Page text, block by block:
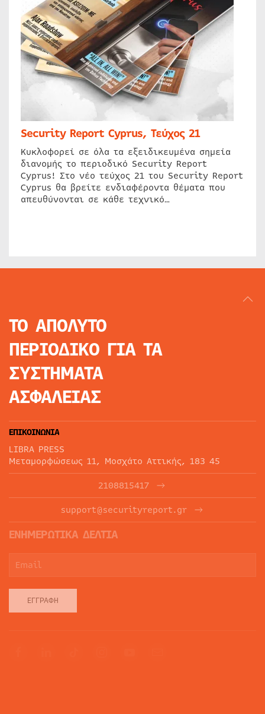
Security Report Cyprus, Τεύχος 21
Κυκλοφορεί σε όλα τα εξειδικευμένα σημεία
διανομής το περιοδικό Security Report
Cyprus! Στο νέο τεύχος 21 του Security Report
Cyprus θα βρείτε ενδιαφέροντα θέματα που
απευθύνονται σε κάθε τεχνικό…
ΤΟ ΑΠΟΛΥΤΟ
ΠΕΡΙΟΔΙΚΟ ΓΙΑ ΤΑ
ΣΥΣΤΗΜΑΤΑ
ΑΣΦΑΛΕΙΑΣ
ΕΠΙΚΟΙΝΩΝΙΑ
LIBRA PRESS
Μεταμορφώσεως 11, Μοσχάτο Αττικής, 183 45
2108815417
support@securityreport.gr
ΕΝΗΜΕΡΩΤΙΚΑ ΔΕΛΤΙΑ
ΕΓΓΡΑΦΉ